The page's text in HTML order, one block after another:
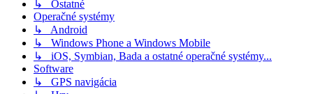
↳ Ostatné
Operačné systémy
↳ Android
↳ Windows Phone a Windows Mobile
↳ iOS, Symbian, Bada a ostatné operačné systémy...
Software
↳ GPS navigácia